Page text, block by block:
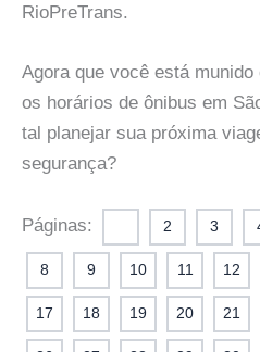
RioPreTrans.
Agora que você está
os horários de ônibus em
tal planejar sua próxima
segurança?
Páginas: 2 3
8 9 10 11 12
17 18 19 20 21